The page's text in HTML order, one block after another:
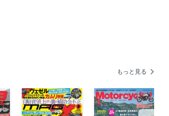
もっと見る